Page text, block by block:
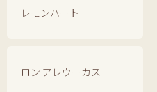
レモンハート
ロン アレウーカス